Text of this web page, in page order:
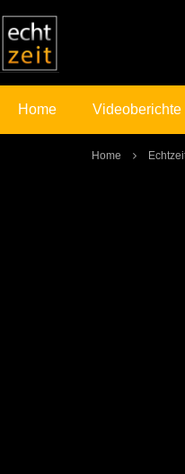
Home Videoberichte
Home